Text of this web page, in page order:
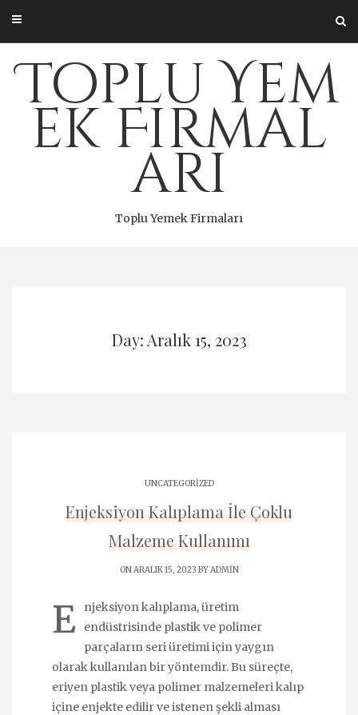
content
Toplu Yem
ek Firmal
arı
Toplu Yemek Firmaları
Day: Aralık 15, 2023
UNCATEGORIZED
Enjeksiyon Kalıplama İle Çoklu
Malzeme Kullanımı
ON ARALIK 15, 2023 BYADMIN
E
njeksiyon kalıplama, üretim
endüstrisinde plastik ve polimer
parçaların seri üretimi için yaygın
olarak kullanılan bir yöntemdir. Bu süreçte,
eriyen plastik veya polimer malzemeleri kalıp
içine enjekte edilir ve istenen şekli alması